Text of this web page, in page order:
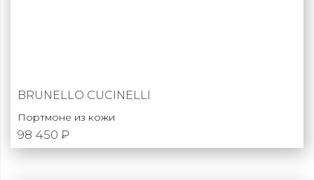
BRUNELLO CUCINELLI
Портмоне из кожи
98 450 ₽